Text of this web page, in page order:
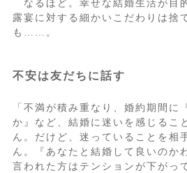
なるほど。幸せな結婚生活が目
露宴に対する細かいこだわりは捨
も……。
不安は友だちに話す
「不満が積み重なり、婚約期間に
か』など、結婚に迷いを感じるこ
ん。だけど、迷っていることを相
ん。『あなたと結婚して良いのか
言われた方はテンションが下がっ